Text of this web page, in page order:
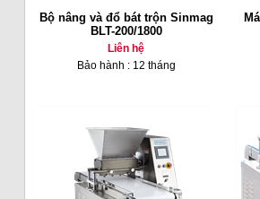
Bộ nâng và đổ bát trộn Sinmag
BLT-200/1800
Liên hệ
Bảo hành : 12 tháng